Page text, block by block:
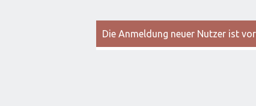
Die Anmeldung neuer Nutzer ist